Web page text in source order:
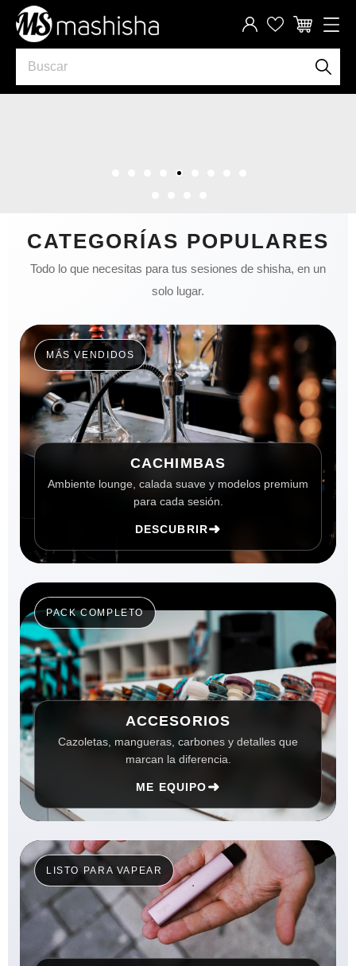
CATEGORÍAS POPULARES
Todo lo que necesitas para tus sesiones de shisha, en un
solo lugar.
MÁS VENDIDOS
CACHIMBAS
Ambiente lounge, calada suave y modelos premium
para cada sesión.
DESCUBRIR➜
PACK COMPLETO
ACCESORIOS
Cazoletas, mangueras, carbones y detalles que
marcan la diferencia.
ME EQUIPO➜
LISTO PARA VAPEAR